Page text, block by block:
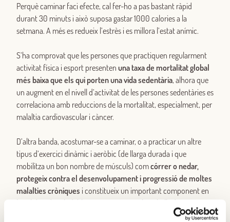
Perquè caminar faci efecte, cal fer-ho a pas bastant ràpid
durant 30 minuts i això suposa gastar 1000 calories a la
setmana. A més es redueix l’estrès i es millora l’estat anímic.
S’ha comprovat que les persones que practiquen regularment
activitat física i esport presenten una taxa de mortalitat global
més baixa que els qui porten una vida sedentària, alhora que
un augment en el nivell d’activitat de les persones sedentàries es
correlaciona amb reduccions de la mortalitat, especialment, per
malaltia cardiovascular i càncer.
D’altra banda, acostumar-se a caminar, o a practicar un altre
tipus d’exercici dinàmic i aeròbic (de llarga durada i que
mobilitza un bon nombre de músculs) comcórrer o nedar,
protegeix contra el desenvolupament i progressió de moltes
malalties cròniques i constitueix un important component en
l’estil de vida saludable. Tant és així que els treballs de recerca
realitzats en aquest camp confirmen que el risc de patir